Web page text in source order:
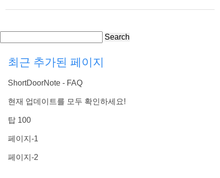
Search
최근 추가된 페이지
ShortDoorNote - FAQ
현재 업데이트를 모두 확인하세요!
탑 100
페이지-1
페이지-2